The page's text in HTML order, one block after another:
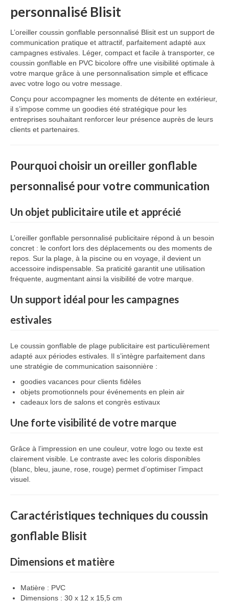
Bouteille isotherme
Mug isotherme
Textile
Chemise Publicitaire
Polo Publicitaire
Sweat-shirt
Vêtement Haute Visibilité
Contact
personnalisé Blisit
L’oreiller coussin gonflable personnalisé Blisit est un support de
communication pratique et attractif, parfaitement adapté aux
campagnes estivales. Léger, compact et facile à transporter, ce
coussin gonflable en PVC bicolore offre une visibilité optimale à
votre marque grâce à une personnalisation simple et efficace
avec votre logo ou votre message.
Conçu pour accompagner les moments de détente en extérieur,
il s’impose comme un goodies été stratégique pour les
entreprises souhaitant renforcer leur présence auprès de leurs
clients et partenaires.
Pourquoi choisir un oreiller gonflable
personnalisé pour votre communication
Un objet publicitaire utile et apprécié
L’oreiller gonflable personnalisé publicitaire répond à un besoin
concret : le confort lors des déplacements ou des moments de
repos. Sur la plage, à la piscine ou en voyage, il devient un
accessoire indispensable. Sa praticité garantit une utilisation
fréquente, augmentant ainsi la visibilité de votre marque.
Un support idéal pour les campagnes
estivales
Le coussin gonflable de plage publicitaire est particulièrement
adapté aux périodes estivales. Il s’intègre parfaitement dans
une stratégie de communication saisonnière :
goodies vacances pour clients fidèles
objets promotionnels pour événements en plein air
cadeaux lors de salons et congrès estivaux
Une forte visibilité de votre marque
Grâce à l’impression en une couleur, votre logo ou texte est
clairement visible. Le contraste avec les coloris disponibles
(blanc, bleu, jaune, rose, rouge) permet d’optimiser l’impact
visuel.
Caractéristiques techniques du coussin
gonflable Blisit
Dimensions et matière
Matière : PVC
Dimensions : 30 x 12 x 15,5 cm